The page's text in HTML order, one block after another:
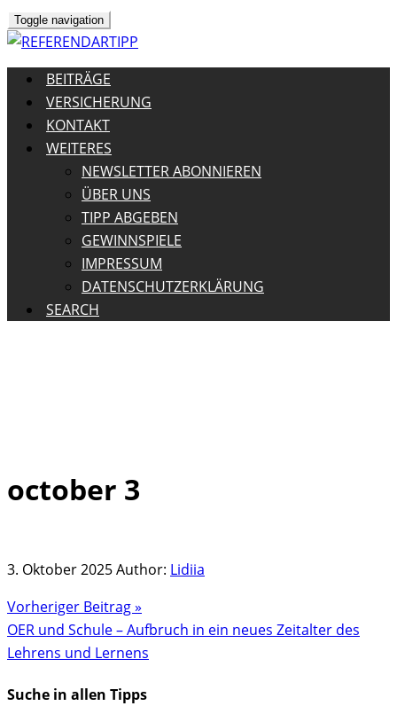
Toggle navigation
BEITRÄGE
VERSICHERUNG
KONTAKT
WEITERES
NEWSLETTER ABONNIEREN
ÜBER UNS
TIPP ABGEBEN
GEWINNSPIELE
IMPRESSUM
DATENSCHUTZERKLÄRUNG
SEARCH
Skip
october 3
3. Oktober 2025Author: Lidiia
Vorheriger Beitrag »
OER und Schule – Aufbruch in ein neues Zeitalter des
Lehrens und Lernens
Suche in allen Tipps